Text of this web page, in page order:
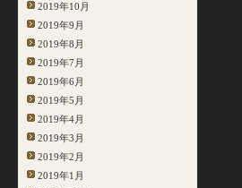
2019年10月
2019年9月
2019年8月
2019年7月
2019年6月
2019年5月
2019年4月
2019年3月
2019年2月
2019年1月